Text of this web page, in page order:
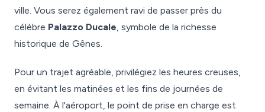
ville. Vous serez également ravi de passer près du
célèbre Palazzo Ducale, symbole de la richesse
historique de Gênes.
Pour un trajet agréable, privilégiez les heures creuses,
en évitant les matinées et les fins de journées de
semaine. À l'aéroport, le point de prise en charge est